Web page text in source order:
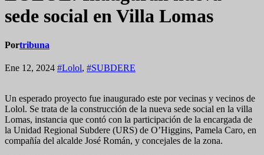
sede social en Villa Lomas
Portribuna
Ene 12, 2024 #Lolol, #SUBDERE
Un esperado proyecto fue inaugurado este por vecinas y vecinos de
Lolol. Se trata de la construcción de la nueva sede social en la villa
Lomas, instancia que contó con la participación de la encargada de
la Unidad Regional Subdere (URS) de O’Higgins, Pamela Caro, en
compañía del alcalde José Román, y concejales de la zona.